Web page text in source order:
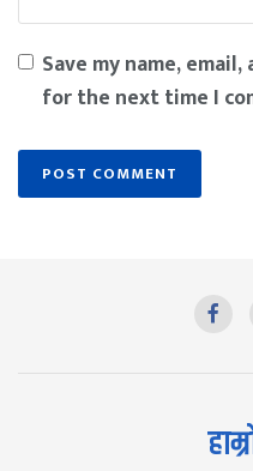
Save my name,
for the next time I